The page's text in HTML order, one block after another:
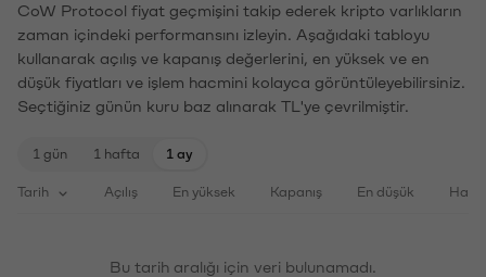
CoW Protocol fiyat geçmişini takip ederek kripto varlıkların
zaman içindeki performansını izleyin. Aşağıdaki tabloyu
kullanarak açılış ve kapanış değerlerini, en yüksek ve en
düşük fiyatları ve işlem hacmini kolayca görüntüleyebilirsiniz.
Seçtiğiniz günün kuru baz alınarak TL'ye çevrilmiştir.
1 gün 1 hafta 1 ay
Tarih Açılış En yüksek Kapanış En düşük
Bu tarih aralığı için veri bulunamadı.